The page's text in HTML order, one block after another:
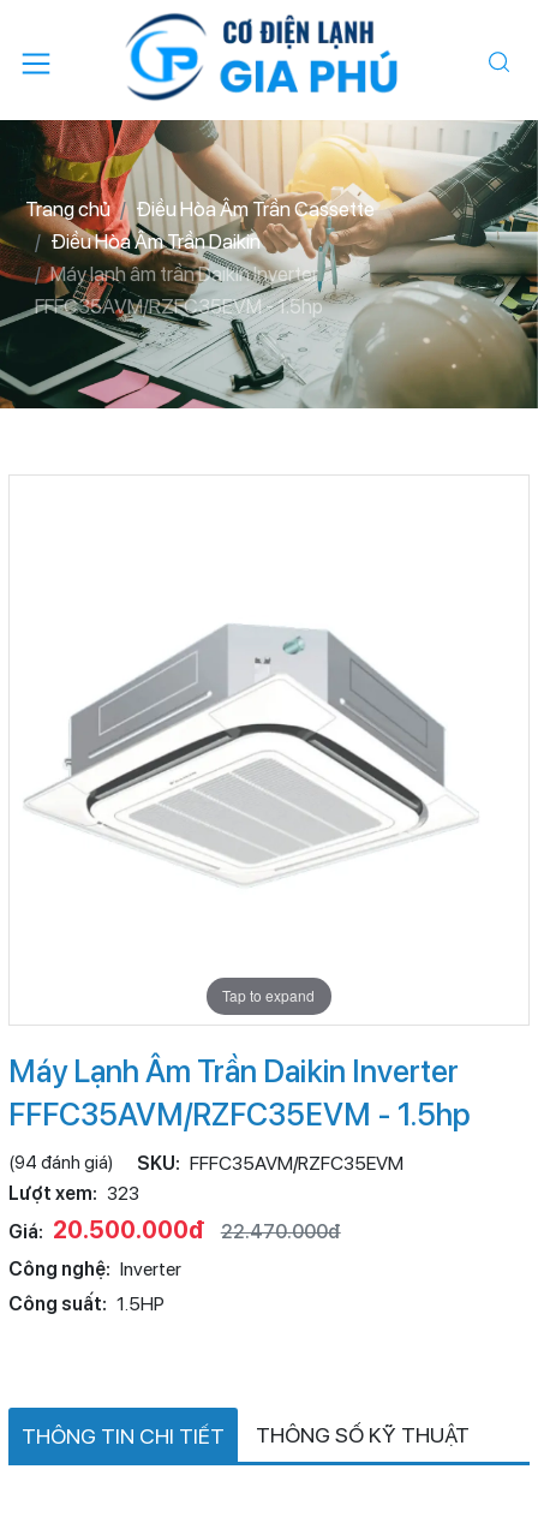
Trang chủ
Điều Hòa Âm Trần Cassette
Điều Hòa Âm Trần Daikin
Máy lạnh âm trần Daikin Inverter
FFFC35AVM/RZFC35EVM - 1.5hp
Tap to expand
Máy Lạnh Âm Trần Daikin Inverter
FFFC35AVM/RZFC35EVM - 1.5hp
(94 đánh giá) SKU: FFFC35AVM/RZFC35EVM
Lượt xem: 323
Giá: 20.500.000đ
22.470.000đ
Công nghệ: Inverter
Công suất: 1.5HP
THÔNG TIN CHI TIẾT THÔNG SỐ KỸ THUẬT